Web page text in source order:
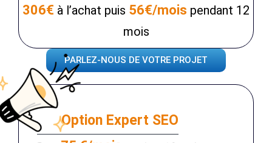
306€ à l’achat puis 56€/mois pendant 12
mois
PARLEZ-NOUS DE VOTRE PROJET
Option Expert SEO